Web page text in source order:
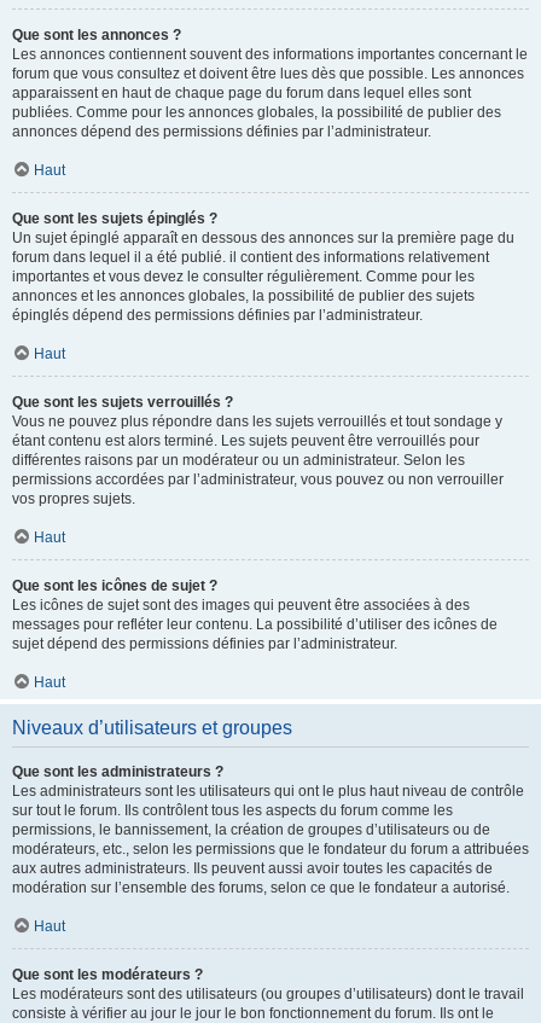
Que sont les annonces ?
Les annonces contiennent souvent des informations importantes concernant le
forum que vous consultez et doivent être lues dès que possible. Les annonces
apparaissent en haut de chaque page du forum dans lequel elles sont
publiées. Comme pour les annonces globales, la possibilité de publier des
annonces dépend des permissions définies par l’administrateur.
Haut
Que sont les sujets épinglés ?
Un sujet épinglé apparaît en dessous des annonces sur la première page du
forum dans lequel il a été publié. il contient des informations relativement
importantes et vous devez le consulter régulièrement. Comme pour les
annonces et les annonces globales, la possibilité de publier des sujets
épinglés dépend des permissions définies par l’administrateur.
Haut
Que sont les sujets verrouillés ?
Vous ne pouvez plus répondre dans les sujets verrouillés et tout sondage y
étant contenu est alors terminé. Les sujets peuvent être verrouillés pour
différentes raisons par un modérateur ou un administrateur. Selon les
permissions accordées par l’administrateur, vous pouvez ou non verrouiller
vos propres sujets.
Haut
Que sont les icônes de sujet ?
Les icônes de sujet sont des images qui peuvent être associées à des
messages pour refléter leur contenu. La possibilité d’utiliser des icônes de
sujet dépend des permissions définies par l’administrateur.
Haut
Niveaux d’utilisateurs et groupes
Que sont les administrateurs ?
Les administrateurs sont les utilisateurs qui ont le plus haut niveau de contrôle
sur tout le forum. Ils contrôlent tous les aspects du forum comme les
permissions, le bannissement, la création de groupes d’utilisateurs ou de
modérateurs, etc., selon les permissions que le fondateur du forum a attribuées
aux autres administrateurs. Ils peuvent aussi avoir toutes les capacités de
modération sur l’ensemble des forums, selon ce que le fondateur a autorisé.
Haut
Que sont les modérateurs ?
Les modérateurs sont des utilisateurs (ou groupes d’utilisateurs) dont le travail
consiste à vérifier au jour le jour le bon fonctionnement du forum. Ils ont le